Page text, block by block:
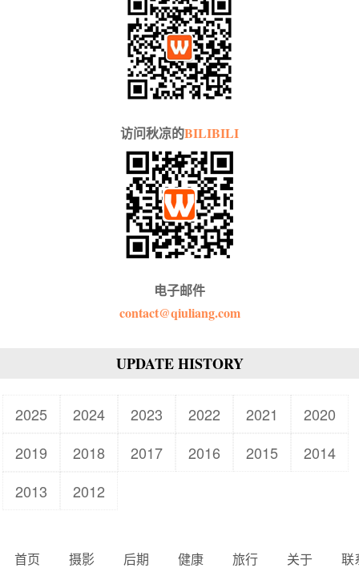
访问秋凉的BILIBILI
电子邮件
contact@qiuliang.com
UPDATE HISTORY
2025 2024 2023 2022 2021
2020
2019
2018 2017 2016 2015
2014
2013
2012
首页 摄影 后期 健康 旅行 关于 联